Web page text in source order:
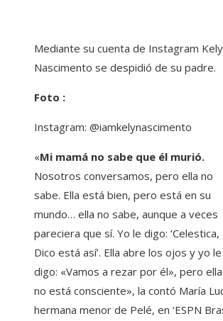
Mediante su cuenta de Instagram Kely
Nascimento se despidió de su padre.
Foto :
Instagram: @iamkelynascimento
«Mi mamá no sabe que él murió.
Nosotros conversamos, pero ella no
sabe. Ella está bien, pero está en su
mundo… ella no sabe, aunque a veces
pareciera que sí. Yo le digo: ‘Celestica,
Dico está así’. Ella abre los ojos y yo le
digo: «Vamos a rezar por él», pero ella
no está consciente», la contó María
hermana menor de Pelé, en ‘ESPN